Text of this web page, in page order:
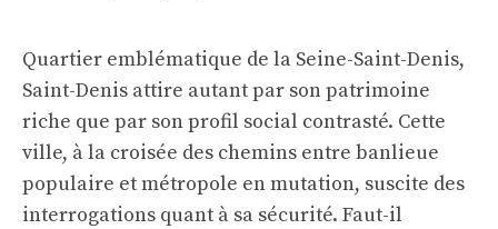
Quartier emblématique de la Seine-Saint-Denis,
Saint-Denis attire autant par son patrimoine
riche que par son profil social contrasté. Cette
ville, à la croisée des chemins entre banlieue
populaire et métropole en mutation, suscite des
interrogations quant à sa sécurité. Faut-il